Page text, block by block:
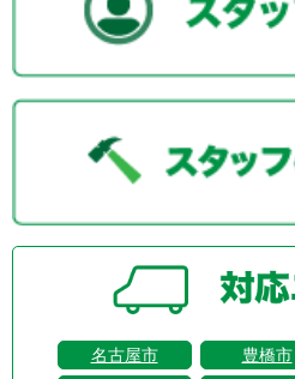
名古屋市 豊橋市